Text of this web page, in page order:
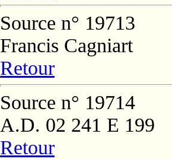
Source n° 19713
Francis Cagniart
Retour
Source n° 19714
A.D. 02 241 E 199
Retour